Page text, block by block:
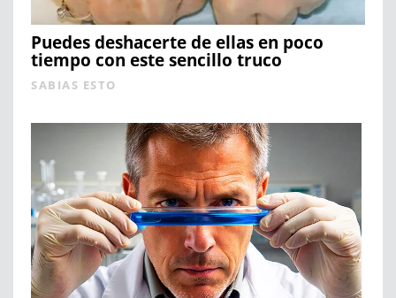
Puedes deshacerte de ellas en poco
tiempo con este sencillo truco
SABIAS ESTO